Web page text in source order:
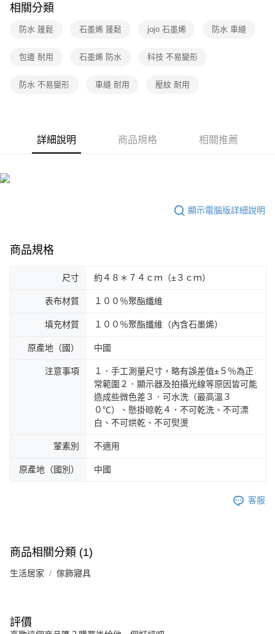
相關分類
防水 蓬鬆 石墨烯 蓬鬆 jojo 石墨烯 防水 車縫
包邊 耐用 石墨烯 防水 科技 不易變形
防水 不易變形 車縫 耐用 壓紋 耐用
詳細說明 商品規格 相關推薦
顯示電腦版詳細說明
商品規格
尺寸 約４８＊７４ｃｍ（±３ｃｍ）
表布材質 １００％聚酯纖維
填充材質 １００％聚酯纖維（內含石墨烯）
原產地（國） 中國
注意事項
１．手工測量尺寸，略有誤差值±５％為正
常範圍２．顯示器及拍攝光線等原因皆可能
造成些微色差３．可水洗（最高溫３
０℃）、懸掛晾乾４．不可乾洗、不可漂
白、不可烘乾、不可熨燙
葷素別 不適用
原產地（國別） 中國
客服
商品相關分類 (1)
生活居家 傢飾寢具
評價